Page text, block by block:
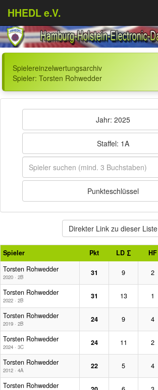
HHEDL e.V.
Spielereinzelwertungsarchiv
Spieler: Torsten Rohwedder
Jahr: 2025
Staffel: 1A
Punkteschlüssel
Direkter Link zu dieser Liste
Spieler Pkt LD ∑ HF
Torsten Rohwedder
2020 · 2B 31 9 2
Torsten Rohwedder
2022 · 2B 31 13 1
Torsten Rohwedder
2019 · 2B 24 9 4
Torsten Rohwedder
2024 · 3C 24 11 2
Torsten Rohwedder
2012 · 4A 22 5 4
Torsten Rohwedder